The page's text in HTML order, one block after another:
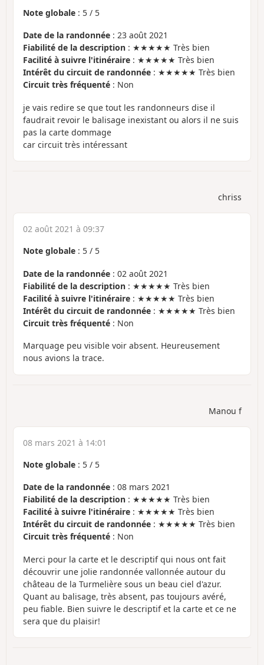
Note globale : 5 / 5
Date de la randonnée : 23 août 2021
Fiabilité de la description : ★★★★★ Très bien
Facilité à suivre l'itinéraire : ★★★★★ Très bien
Intérêt du circuit de randonnée : ★★★★★ Très bien
Circuit très fréquenté : Non
je vais redire se que tout les randonneurs dise il
faudrait revoir le balisage inexistant ou alors il ne suis
pas la carte dommage
car circuit très intéressant
chriss
02 août 2021 à 09:37
Note globale : 5 / 5
Date de la randonnée : 02 août 2021
Fiabilité de la description : ★★★★★ Très bien
Facilité à suivre l'itinéraire : ★★★★★ Très bien
Intérêt du circuit de randonnée : ★★★★★ Très bien
Circuit très fréquenté : Non
Marquage peu visible voir absent. Heureusement
nous avions la trace.
Manou f
08 mars 2021 à 14:01
Note globale : 5 / 5
Date de la randonnée : 08 mars 2021
Fiabilité de la description : ★★★★★ Très bien
Facilité à suivre l'itinéraire : ★★★★★ Très bien
Intérêt du circuit de randonnée : ★★★★★ Très bien
Circuit très fréquenté : Non
Merci pour la carte et le descriptif qui nous ont fait
découvrir une jolie randonnée vallonnée autour du
château de la Turmelière sous un beau ciel d'azur.
Quant au balisage, très absent, pas toujours avéré,
peu fiable. Bien suivre le descriptif et la carte et ce ne
sera que du plaisir!